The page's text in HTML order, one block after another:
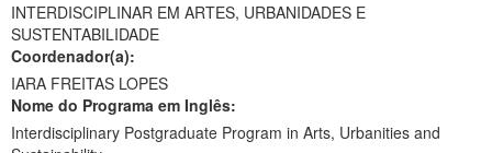
Ministério da Agricultura, Pecuária e Abastecimento
Ministério da Educação
Ministério da Cidadania
INTERDISCIPLINAR EM ARTES, URBANIDADES E
SUSTENTABILIDADE
Coordenador(a):
IARA FREITAS LOPES
Nome do Programa em Inglês:
Interdisciplinary Postgraduate Program in Arts, Urbanities and